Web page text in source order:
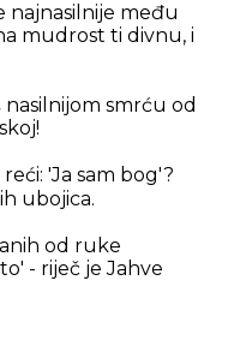
najnasilnije među
mudrost ti divnu, i
smrću od
'Ja sam bog'?
ubojica.
od ruke
- riječ je Jahve